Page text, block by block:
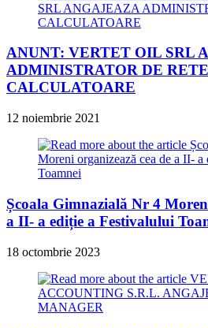
ANUNT: VERTET OIL SRL
ADMINISTRATOR DE
CALCULATOARE
12 noiembrie 2021
Școala Gimnazială Nr 4
a II- a ediție a Festivalului
18 octombrie 2023